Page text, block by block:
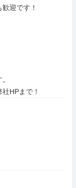
迎です！
HPまで！